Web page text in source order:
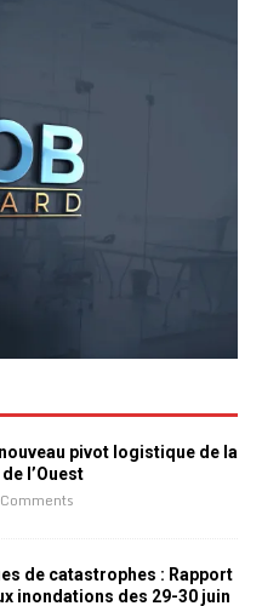
pivot logistique de la
l’Ouest
de catastrophes : Rapport
inondations des 29-30 juin